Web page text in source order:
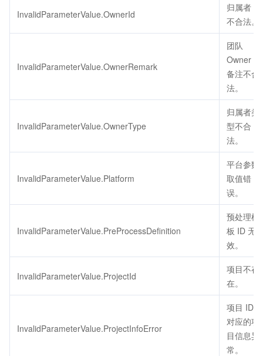
InvalidParameterValue.OwnerId
归属者 ID
不合法。
InvalidParameterValue.OwnerRemark
团队
Owner 的
备注不合
法。
InvalidParameterValue.OwnerType
归属者类
型不合
法。
InvalidParameterValue.Platform
平台参数
取值错
误。
InvalidParameterValue.PreProcessDefinition
预处理模
板 ID 无
效。
InvalidParameterValue.ProjectId
项目不存
在。
InvalidParameterValue.ProjectInfoError
项目 ID
对应的项
目信息异
常。